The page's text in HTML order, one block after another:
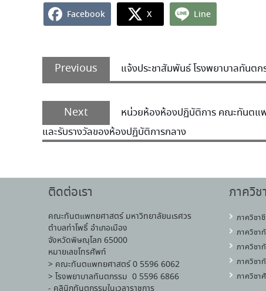
Facebook X Line
Previous แจ้งประชาสัมพันธ์ โรงพยาบาลทันตก
Next
หน่วยห้องห้องปฏิบัติการ คณะทันตแพ
และรับรางวัลของห้องปฏิบัติการกลาง
ติดต่อเรา
คณะทันตแพทยศาสตร์ มหาวิทยาลัยนเรศวร
ตำบลท่าโพธิ์ อำเภอเมือง
จังหวัดพิษณุโลก 65000
หมายเลขโทรศัพท์
> คณะทันตแพทยศาสตร์ 0 5596 6062
> โรงพยาบาลทันตกรรม 0 5596 6866
ภาควิชา
ภาควิชา
ภาควิชา
ภาควิชา
ภาควิชา
ภาควิชา